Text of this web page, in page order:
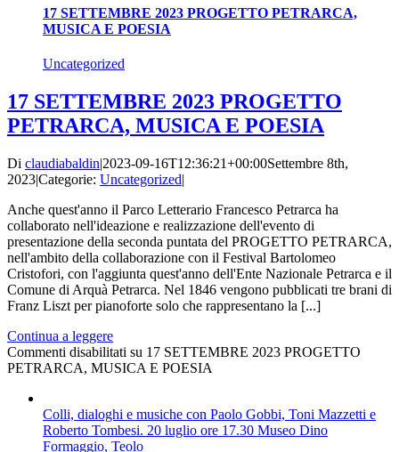
17 SETTEMBRE 2023 PROGETTO PETRARCA,
MUSICA E POESIA
Uncategorized
17 SETTEMBRE 2023 PROGETTO
PETRARCA, MUSICA E POESIA
Di claudiabaldin|2023-09-16T12:36:21+00:00Settembre 8th,
2023|Categorie: Uncategorized|
Anche quest'anno il Parco Letterario Francesco Petrarca ha
collaborato nell'ideazione e realizzazione dell'evento di
presentazione della seconda puntata del PROGETTO PETRARCA,
nell'ambito della collaborazione con il Festival Bartolomeo
Cristofori, con l'aggiunta quest'anno dell'Ente Nazionale Petrarca e il
Comune di Arquà Petrarca. Nel 1846 vengono pubblicati tre brani di
Franz Liszt per pianoforte solo che rappresentano la [...]
Continua a leggere
Commenti disabilitati su 17 SETTEMBRE 2023 PROGETTO
PETRARCA, MUSICA E POESIA
Colli, dialoghi e musiche con Paolo Gobbi, Toni Mazzetti e
Roberto Tombesi. 20 luglio ore 17.30 Museo Dino
Formaggio, Teolo